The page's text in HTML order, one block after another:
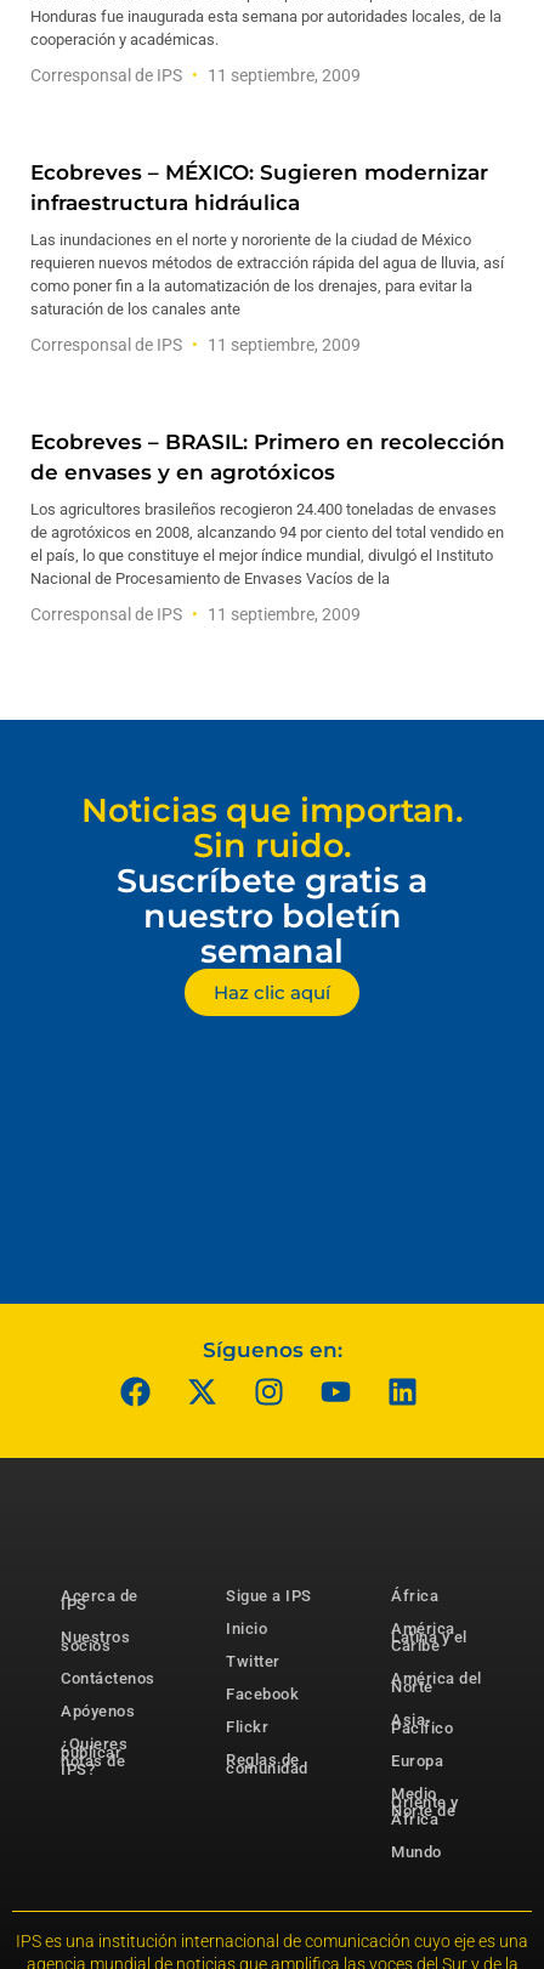
Honduras fue inaugurada esta semana por autoridades locales, de la
cooperación y académicas.
Corresponsal de IPS 11 septiembre, 2009
Ecobreves – MÉXICO: Sugieren modernizar
infraestructura hidráulica
Las inundaciones en el norte y nororiente de la ciudad de México
requieren nuevos métodos de extracción rápida del agua de lluvia, así
como poner fin a la automatización de los drenajes, para evitar la
saturación de los canales ante
Corresponsal de IPS 11 septiembre, 2009
Ecobreves – BRASIL: Primero en recolección
de envases y en agrotóxicos
Los agricultores brasileños recogieron 24.400 toneladas de envases
de agrotóxicos en 2008, alcanzando 94 por ciento del total vendido en
el país, lo que constituye el mejor índice mundial, divulgó el Instituto
Nacional de Procesamiento de Envases Vacíos de la
Corresponsal de IPS 11 septiembre, 2009
Noticias que importan.
Sin ruido.
Suscríbete gratis a
nuestro boletín
semanal
Haz clic aquí
Síguenos en:
Acerca de
IPS
Nuestros
socios
Contáctenos
Apóyenos
¿Quieres
publicar
notas de
IPS?
Sigue a IPS
Inicio
Twitter
Facebook
Flickr
Reglas de
comunidad
África
América
Latina y el
Caribe
América del
Norte
Asia-
Pacífico
Europa
Medio
Oriente y
Norte de
África
Mundo
IPS es una institución internacional de comunicación cuyo eje es una
agencia mundial de noticias que amplifica las voces del Sur y de la